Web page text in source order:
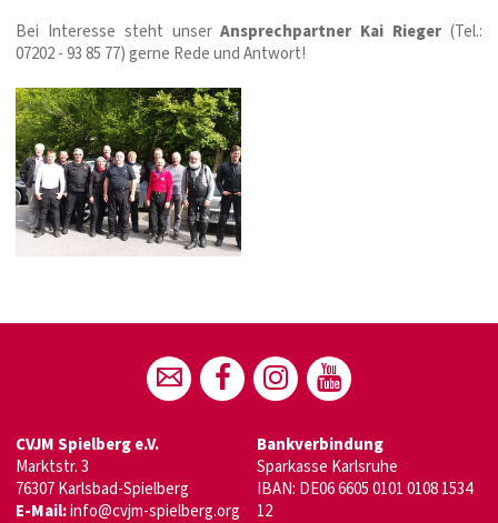
Bei Interesse steht unserAnsprechpartner Kai Rieger (Tel.:
07202 - 93 85 77) gerne Rede und Antwort!
CVJM Spielberg e.V.
Marktstr. 3
76307 Karlsbad-Spielberg
E-Mail:info@cvjm-spielberg.org
Bankverbindung
Sparkasse Karlsruhe
IBAN: DE06 6605 0101 0108 1534
12